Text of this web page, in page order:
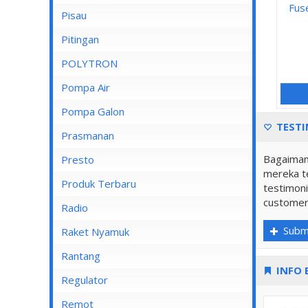
Lampu Spotlight
Pisau
Pitingan
POLYTRON
Pompa Air
Pompa Air Panasonic
Pompa Air Shimizu
Pompa Galon
Prasmanan
Presto
Produk Terbaru
Radio
Raket Nyamuk
Rantang
Regulator
Remot
mereka
INFO